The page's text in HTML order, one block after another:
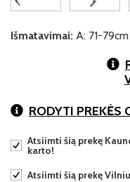
Išmatavimai: A: 71-
RODYTI PREKĖS
Atsiimti šią prekę
karto!
Atsiimti šią prekę